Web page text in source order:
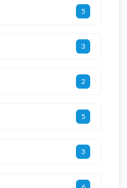
5
3
2
5
3